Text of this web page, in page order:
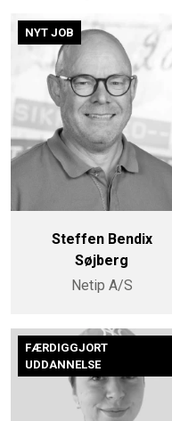
NYT JOB
Steffen Bendix
Søjberg
Netip A/S
FÆRDIGGJORT
UDDANNELSE